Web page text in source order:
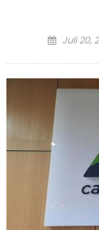
Posted
Juli 20,